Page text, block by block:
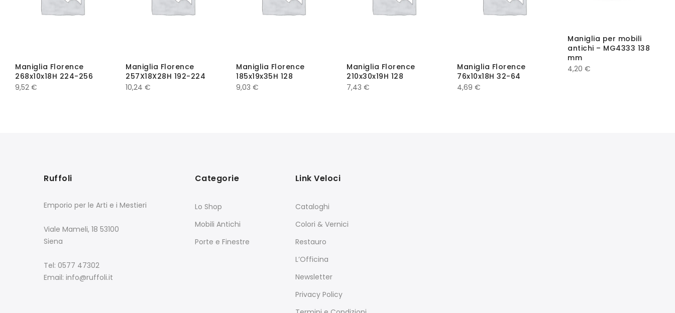
Maniglia Florence
268x10x18H 224-256
9,52 €
Maniglia Florence
257X18X28H 192-224
10,24 €
Maniglia Florence
185x19x35H 128
9,03 €
Maniglia Florence
210x30x19H 128
7,43 €
Maniglia Florence
76x10x18H 32-64
4,69 €
Maniglia per mobili
antichi – MG4333 138
mm
4,20 €
Ruffoli
Emporio per le Arti e i Mestieri
Viale Mameli, 18 53100
Siena
Tel: 0577 47302
Email: info@ruffoli.it
Categorie
Lo Shop
Mobili Antichi
Porte e Finestre
Link Veloci
Cataloghi
Colori & Vernici
Restauro
L’Officina
Newsletter
Privacy Policy